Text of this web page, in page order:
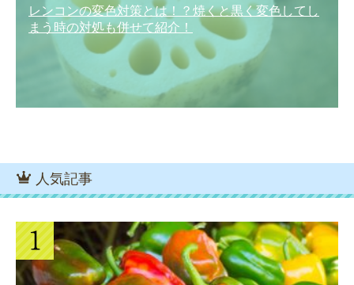
レンコンの変色対策とは！？焼くと黒く変色してし
まう時の対処も併せて紹介！
人気記事